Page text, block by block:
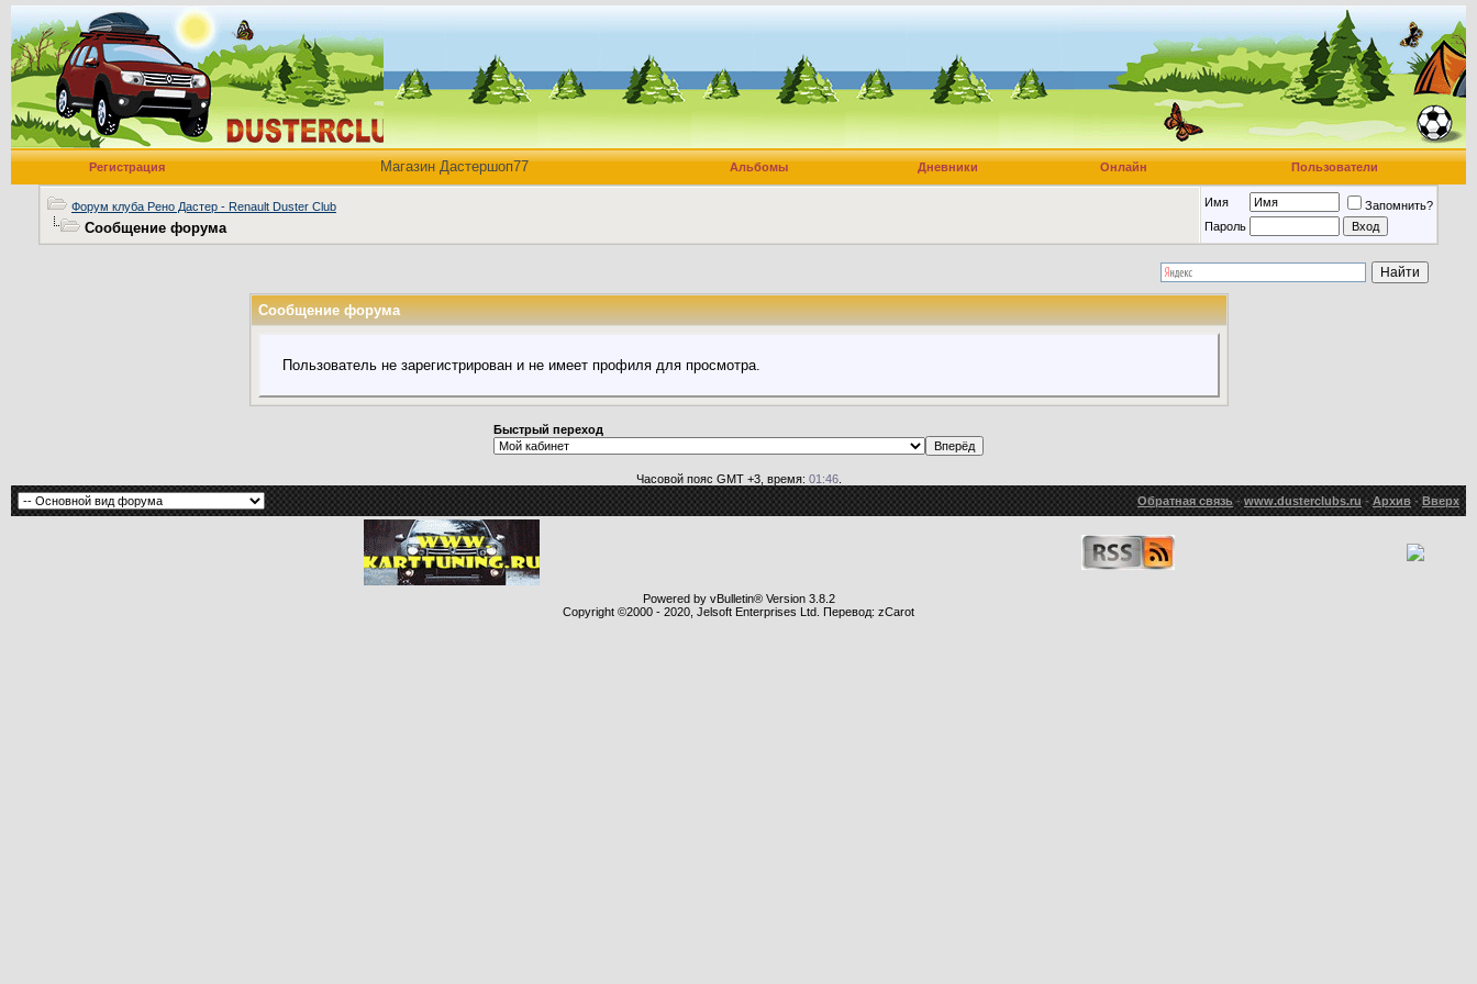
Регистрация Магазин Дастершоп77 Альбомы Дневники Онлайн Пользователи
Форум клуба Рено Дастер - Renault Duster Club
Сообщение форума
Имя
Запомнить?
Пароль
Сообщение форума
Пользователь не зарегистрирован и не имеет профиля для просмотра.
Быстрый переход
Часовой пояс GMT +3, время: 01:46.
Обратная связь-www.dusterclubs.ru-Архив-Вверх
Powered by vBulletin® Version 3.8.2
Copyright ©2000 - 2020, Jelsoft Enterprises Ltd. Перевод: zCarot